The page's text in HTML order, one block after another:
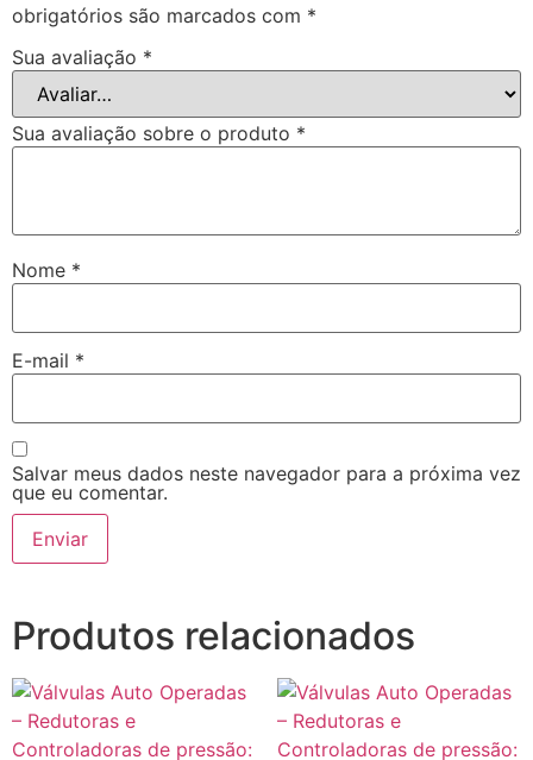
obrigatórios são marcados com *
Sua avaliação *
Sua avaliação sobre o produto *
Nome *
E-mail *
Salvar meus dados neste navegador para a próxima vez
que eu comentar.
Produtos relacionados